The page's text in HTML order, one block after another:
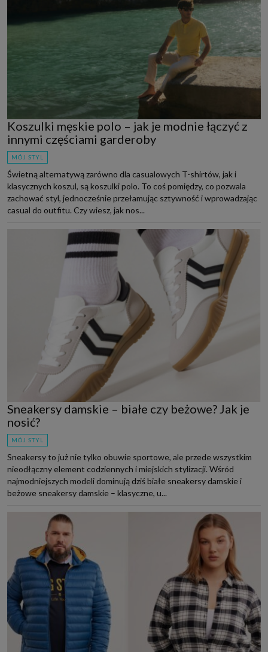
Koszulki męskie polo – jak je modnie łączyć z
innymi częściami garderoby
MÓJ STYL
Świetną alternatywą zarówno dla casualowych T-shirtów, jak i
klasycznych koszul, są koszulki polo. To coś pomiędzy, co pozwala
zachować styl, jednocześnie przełamując sztywność i wprowadzając
casual do outfitu. Czy wiesz, jak nos...
Sneakersy damskie – białe czy beżowe? Jak je
nosić?
MÓJ STYL
Sneakersy to już nie tylko obuwie sportowe, ale przede wszystkim
nieodłączny element codziennych i miejskich stylizacji. Wśród
najmodniejszych modeli dominują dziś białe sneakersy damskie i
beżowe sneakersy damskie – klasyczne, u...